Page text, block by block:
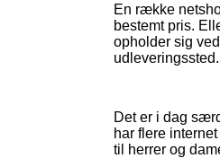
En række
bestemt pris.
opholder sig
udleveringssted.
Det er i dag
har flere
til herrer og